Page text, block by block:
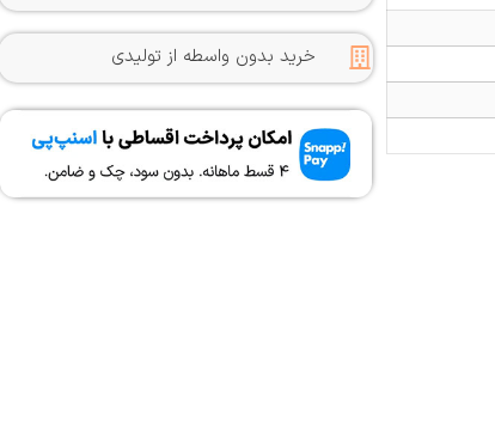
خرید بدون واسطه از تولیدی